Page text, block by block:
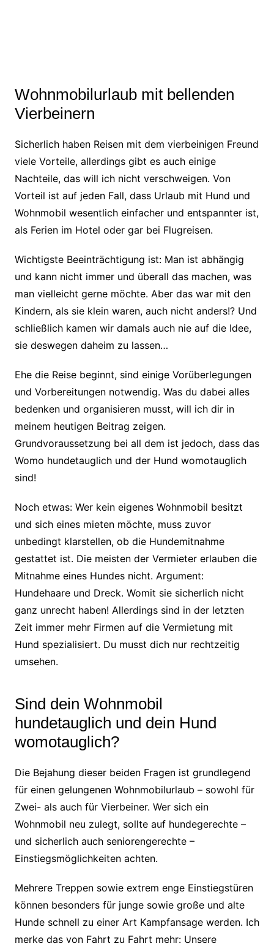
Wohnmobilurlaub mit bellenden
Vierbeinern
Sicherlich haben Reisen mit dem vierbeinigen Freund
viele Vorteile, allerdings gibt es auch einige
Nachteile, das will ich nicht verschweigen. Von
Vorteil ist auf jeden Fall, dass Urlaub mit Hund und
Wohnmobil wesentlich einfacher und entspannter ist,
als Ferien im Hotel oder gar bei Flugreisen.
Wichtigste Beeinträchtigung ist: Man ist abhängig
und kann nicht immer und überall das machen, was
man vielleicht gerne möchte. Aber das war mit den
Kindern, als sie klein waren, auch nicht anders!? Und
schließlich kamen wir damals auch nie auf die Idee,
sie deswegen daheim zu lassen…
Ehe die Reise beginnt, sind einige Vorüberlegungen
und Vorbereitungen notwendig. Was du dabei alles
bedenken und organisieren musst, will ich dir in
meinem heutigen Beitrag zeigen.
Grundvoraussetzung bei all dem ist jedoch, dass das
Womo hundetauglich und der Hund womotauglich
sind!
Noch etwas: Wer kein eigenes Wohnmobil besitzt
und sich eines mieten möchte, muss zuvor
unbedingt klarstellen, ob die Hundemitnahme
gestattet ist. Die meisten der Vermieter erlauben die
Mitnahme eines Hundes nicht. Argument:
Hundehaare und Dreck. Womit sie sicherlich nicht
ganz unrecht haben! Allerdings sind in der letzten
Zeit immer mehr Firmen auf die Vermietung mit
Hund spezialisiert. Du musst dich nur rechtzeitig
umsehen.
Sind dein Wohnmobil
hundetauglich und dein Hund
womotauglich?
Die Bejahung dieser beiden Fragen ist grundlegend
für einen gelungenen Wohnmobilurlaub – sowohl für
Zwei- als auch für Vierbeiner. Wer sich ein
Wohnmobil neu zulegt, sollte auf hundegerechte –
und sicherlich auch seniorengerechte –
Einstiegsmöglichkeiten achten.
Mehrere Treppen sowie extrem enge Einstiegstüren
können besonders für junge sowie große und alte
Hunde schnell zu einer Art Kampfansage werden. Ich
merke das von Fahrt zu Fahrt mehr: Unsere